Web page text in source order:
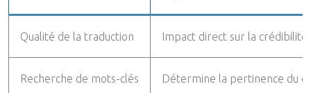
Qualité de la traduction Impact direct sur la
Recherche de mots-clés Détermine la pertinence du